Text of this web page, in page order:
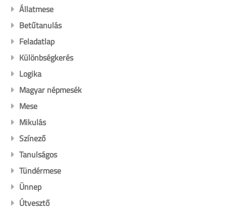
Állatmese
Betűtanulás
Feladatlap
Különbségkerés
Logika
Magyar népmesék
Mese
Mikulás
Színező
Tanulságos
Tündérmese
Ünnep
Útvesztő